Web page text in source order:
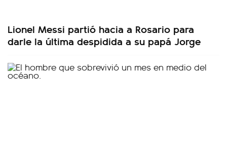
Lionel Messi partió hacia a Rosario para
darle la última despidida a su papá Jorge